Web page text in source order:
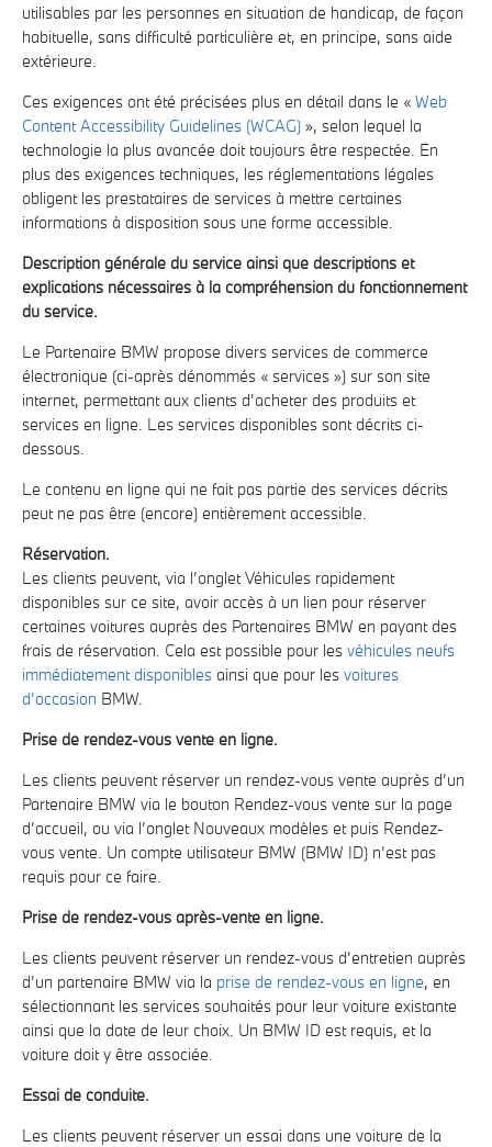
utilisables par les personnes en situation de handicap, de façon
habituelle, sans difficulté particulière et, en principe, sans aide
extérieure.
Ces exigences ont été précisées plus en détail dans le « Web
Content Accessibility Guidelines (WCAG) », selon lequel la
technologie la plus avancée doit toujours être respectée. En
plus des exigences techniques, les réglementations légales
obligent les prestataires de services à mettre certaines
informations à disposition sous une forme accessible.
Description générale du service ainsi que descriptions et
explications nécessaires à la compréhension du fonctionnement
du service.
Le Partenaire BMW propose divers services de commerce
électronique (ci-après dénommés « services ») sur son site
internet, permettant aux clients d’acheter des produits et
services en ligne. Les services disponibles sont décrits ci-
dessous.
Le contenu en ligne qui ne fait pas partie des services décrits
peut ne pas être (encore) entièrement accessible.
Réservation.
Les clients peuvent, via l’onglet Véhicules rapidement
disponibles sur ce site, avoir accès à un lien pour réserver
certaines voitures auprès des Partenaires BMW en payant des
frais de réservation. Cela est possible pour les véhicules neufs
immédiatement disponibles ainsi que pour les voitures
d’occasion BMW.
Prise de rendez-vous vente en ligne.
Les clients peuvent réserver un rendez-vous vente auprès d’un
Partenaire BMW via le bouton Rendez-vous vente sur la page
d’accueil, ou via l’onglet Nouveaux modèles et puis Rendez-
vous vente. Un compte utilisateur BMW (BMW ID) n’est pas
requis pour ce faire.
Prise de rendez-vous après-vente en ligne.
Les clients peuvent réserver un rendez-vous d’entretien auprès
d’un partenaire BMW via la prise de rendez-vous en ligne, en
sélectionnant les services souhaités pour leur voiture existante
ainsi que la date de leur choix. Un BMW ID est requis, et la
voiture doit y être associée.
Essai de conduite.
Les clients peuvent réserver un essai dans une voiture de la